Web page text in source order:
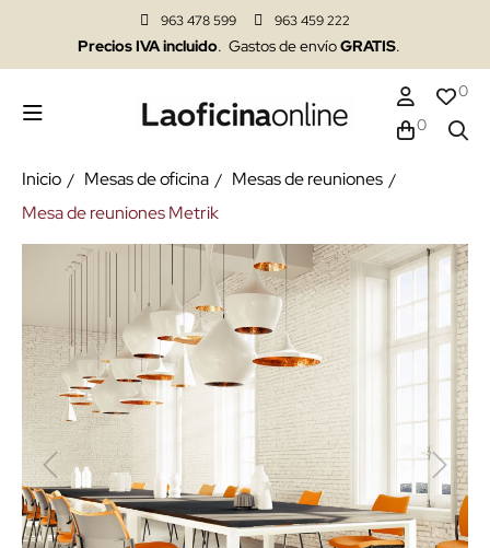
963 478 599 963 459 222
Precios IVA incluido. Gastos de envíoGRATIS.
0
0
Inicio Mesas de oficina
Mesas de reuniones
Mesa de reuniones Metrik